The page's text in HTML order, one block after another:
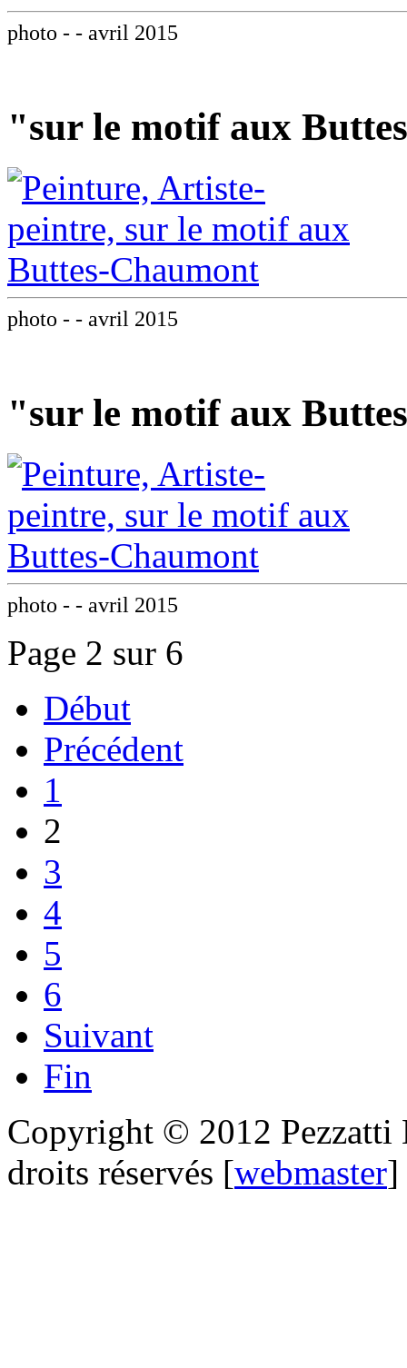
photo - - avril 2015
"sur le motif aux
photo - - avril 2015
"sur le motif aux
photo - - avril 2015
Page 2 sur 6
Début
Précédent
1
2
3
4
5
6
Suivant
Fin
Copyright © 2012 Pezzatti
droits réservés [webmaster]